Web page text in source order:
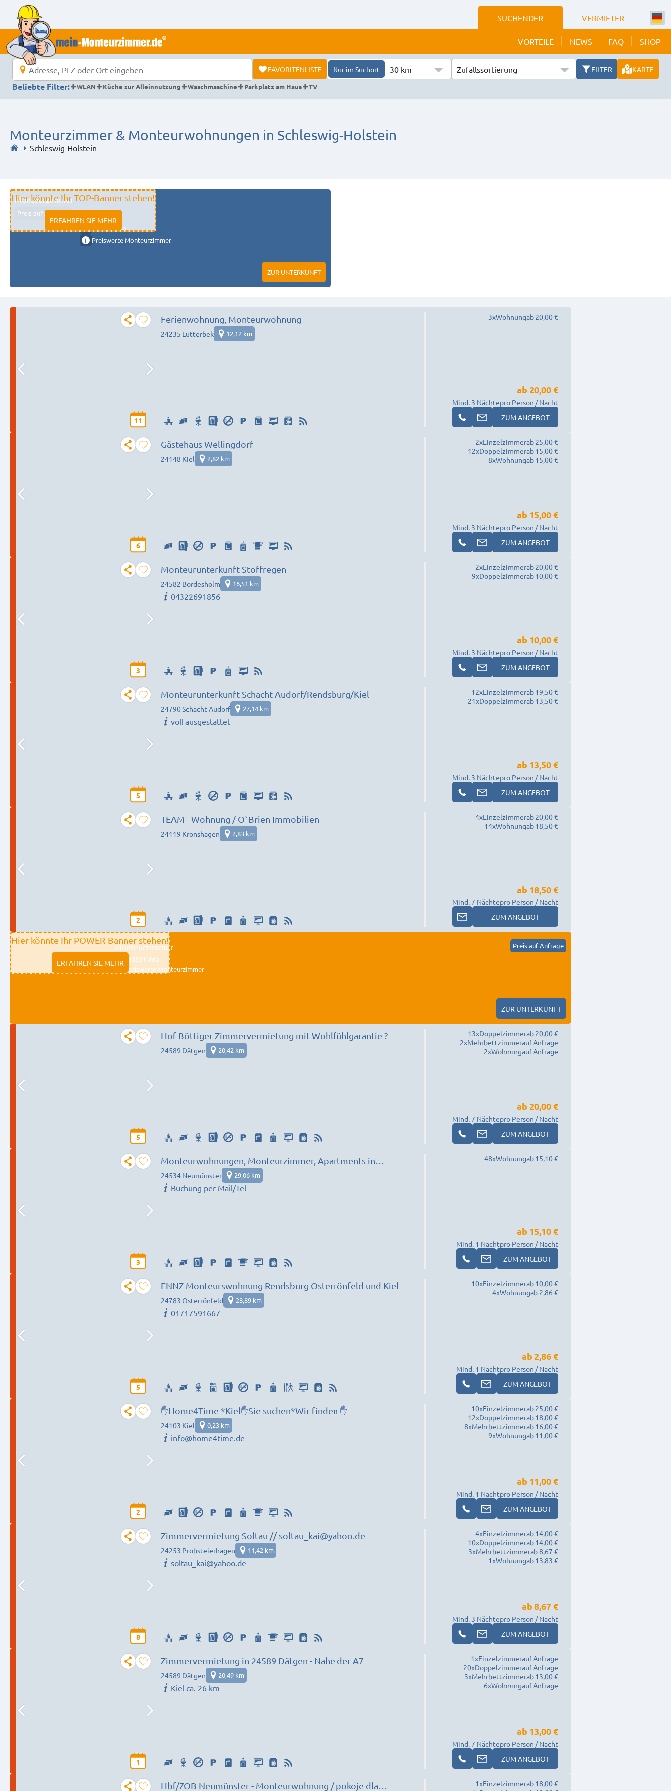
SUCHENDER VERMIETER
VORTEILE NEWS FAQ SHOP
FAVORITENLISTE Nur im Suchort 30 km Zufallssortierung FILTER
KARTE
Beliebte Filter:
WLAN Küche zur Alleinnutzung Waschmaschine Parkplatz am Haus TV
Monteurzimmer & Monteurwohnungen in Schleswig-Holstein
Schleswig-Holstein
Hier könnte Ihr TOP-Banner stehen!
ERFAHREN SIE MEHR
Monteurzimmer
Preis auf Anfrage
11333 fulda
Preiswerte Monteurzimmer
ZUR UNTERKUNFT
11
Ferienwohnung, Monteurwohnung
24235 Lutterbek 12,12 km
3xWohnungab 20,00 €
Mind. 3 Nächte
ab 20,00 €
pro Person / Nacht
ZUM ANGEBOT
6
Gästehaus Wellingdorf
24148 Kiel 2,82 km
2xEinzelzimmerab 25,00 €
12xDoppelzimmerab 15,00 €
8xWohnungab 15,00 €
Mind. 3 Nächte
ab 15,00 €
pro Person / Nacht
ZUM ANGEBOT
3
Monteurunterkunft Stoffregen
24582 Bordesholm 16,51 km
04322691856
2xEinzelzimmerab 20,00 €
9xDoppelzimmerab 10,00 €
Mind. 3 Nächte
ab 10,00 €
pro Person / Nacht
ZUM ANGEBOT
5
Monteurunterkunft Schacht Audorf/Rendsburg/Kiel
24790 Schacht Audorf 27,14 km
voll ausgestattet
12xEinzelzimmerab 19,50 €
21xDoppelzimmerab 13,50 €
Mind. 3 Nächte
ab 13,50 €
pro Person / Nacht
ZUM ANGEBOT
2
TEAM - Wohnung / O`Brien Immobilien
24119 Kronshagen 2,83 km
4xEinzelzimmerab 20,00 €
14xWohnungab 18,50 €
Mind. 7 Nächte
ab 18,50 €
pro Person / Nacht
ZUM ANGEBOT
Hier könnte Ihr POWER-Banner stehen!
ERFAHREN SIE MEHR
Monteurzimmer
Preis auf Anfrage
11333 fulda
Preiswerte Monteurzimmer
ZUR UNTERKUNFT
5
Hof Böttiger Zimmervermietung mit Wohlfühlgarantie ?
24589 Dätgen 20,42 km
13xDoppelzimmerab 20,00 €
2xMehrbettzimmerauf Anfrage
2xWohnungauf Anfrage
Mind. 7 Nächte
ab 20,00 €
pro Person / Nacht
ZUM ANGEBOT
3
Monteurwohnungen, Monteurzimmer, Apartments in
Neumünster
24534 Neumünster 29,06 km
Buchung per Mail/Tel
48xWohnungab 15,10 €
Mind. 1 Nacht
ab 15,10 €
pro Person / Nacht
ZUM ANGEBOT
5
ENNZ Monteurswohnung Rendsburg Osterrönfeld und Kiel
24783 Osterrönfeld 28,89 km
01717591667
10xEinzelzimmerab 10,00 €
4xWohnungab 2,86 €
Mind. 1 Nacht
ab 2,86 €
pro Person / Nacht
ZUM ANGEBOT
2
✋Home4Time *Kiel✋Sie suchen*Wir finden ✋
24103 Kiel 0,23 km
info@home4time.de
10xEinzelzimmerab 25,00 €
12xDoppelzimmerab 18,00 €
8xMehrbettzimmerab 16,00 €
9xWohnungab 11,00 €
Mind. 1 Nacht
ab 11,00 €
pro Person / Nacht
ZUM ANGEBOT
8
Zimmervermietung Soltau // soltau_kai@yahoo.de
24253 Probsteierhagen 11,42 km
soltau_kai@yahoo.de
4xEinzelzimmerab 14,00 €
10xDoppelzimmerab 14,00 €
3xMehrbettzimmerab 8,67 €
1xWohnungab 13,83 €
Mind. 3 Nächte
ab 8,67 €
pro Person / Nacht
ZUM ANGEBOT
1
Zimmervermietung in 24589 Dätgen - Nahe der A7
24589 Dätgen 20,49 km
Kiel ca. 26 km
1xEinzelzimmerauf Anfrage
20xDoppelzimmerauf Anfrage
3xMehrbettzimmerab 13,00 €
6xWohnungauf Anfrage
Mind. 7 Nächte
ab 13,00 €
pro Person / Nacht
ZUM ANGEBOT
Hbf/ZOB Neumünster - Monteurwohnung / pokoje dla 1xEinzelzimmerab 18,00 €